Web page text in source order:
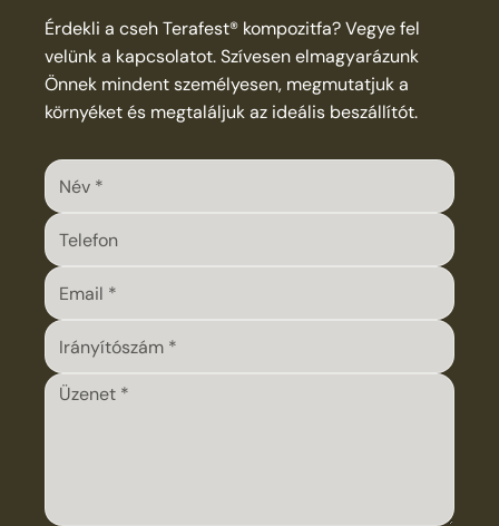
Érdekli a cseh Terafest® kompozitfa? Vegye fel
velünk a kapcsolatot. Szívesen elmagyarázunk
Önnek mindent személyesen, megmutatjuk a
környéket és megtaláljuk az ideális beszállítót.